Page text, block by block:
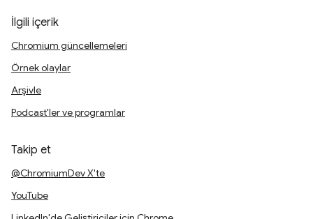
İlgili içerik
Chromium güncellemeleri
Örnek olaylar
Arşivle
Podcast'ler ve programlar
Takip et
@ChromiumDev X'te
YouTube